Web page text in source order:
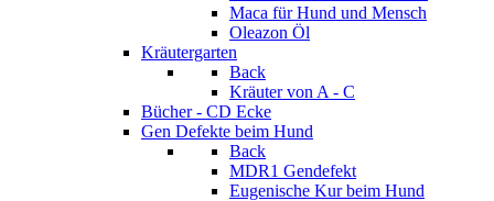
Maca für Hund und Mensch
Oleazon Öl
Kräutergarten
Back
Kräuter von A - C
Bücher - CD Ecke
Gen Defekte beim Hund
Back
MDR1 Gendefekt
Eugenische Kur beim Hund